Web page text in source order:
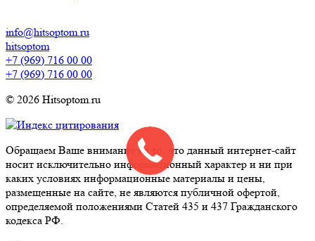
info@hitsoptom.ru
hitsoptom
+7 (969) 716 00 00
+7 (969) 716 00 00
© 2026 Hitsoptom.ru
Обращаем Ваше внимание на то, что данный интернет-сайт
носит исключительно информационный характер и ни при
каких условиях информационные материалы и цены,
размещенные на сайте, не являются публичной офертой,
определяемой положениями Статей 435 и 437 Гражданского
кодекса РФ.